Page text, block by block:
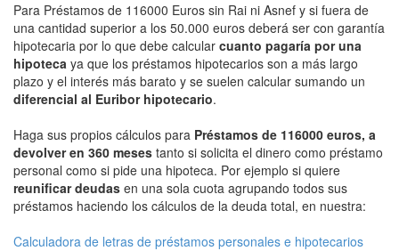
Para Préstamos de 116000 Euros sin Rai ni Asnef y si fuera de
una cantidad superior a los 50.000 euros deberá ser con garantía
hipotecaria por lo que debe calcular cuanto pagaría por una
hipoteca ya que los préstamos hipotecarios son a más largo
plazo y el interés más barato y se suelen calcular sumando un
diferencial al Euribor hipotecario.
Haga sus propios cálculos para Préstamos de 116000 euros, a
devolver en 360 meses tanto si solicita el dinero como préstamo
personal como si pide una hipoteca. Por ejemplo si quiere
reunificar deudas en una sola cuota agrupando todos sus
préstamos haciendo los cálculos de la deuda total, en nuestra:
Calculadora de letras de préstamos personales e hipotecarios